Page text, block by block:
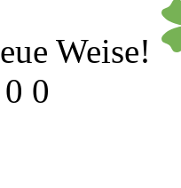
Weise!
0 0